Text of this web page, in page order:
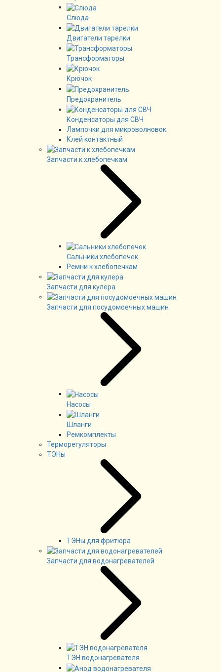
Слюда
Двигатели тарелки
Трансформаторы
Крючок
Предохранитель
Конденсаторы для СВЧ
Лампочки для микроволновок
Клей контактный
Запчасти к хлебопечкам
Сальники хлебопечек
Ремни к хлебопечкам
Запчасти для кулера
Запчасти для посудомоечных машин
Насосы
Шланги
Ремкомплекты
Терморегуляторы
ТЭНы
ТЭНы для фритюра
Запчасти для водонагревателей
ТЭН водонагревателя